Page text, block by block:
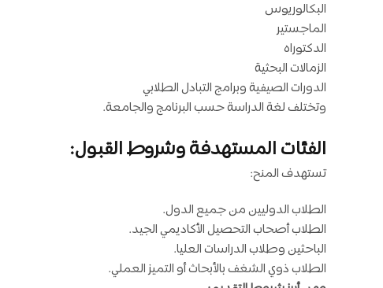
البكالوريوس
الماجستير
الدكتوراه
الزمالات البحثية
الدورات الصيفية وبرامج التبادل الطلابي
وتختلف لغة الدراسة حسب البرنامج والجامعة.
الفئات المستهدفة وشروط القبول:
تستهدف المنح:
الطلاب الدوليين من جميع الدول.
الطلاب أصحاب التحصيل الأكاديمي الجيد.
الباحثين وطلاب الدراسات العليا.
الطلاب ذوي الشغف بالأبحاث أو التميز العملي.